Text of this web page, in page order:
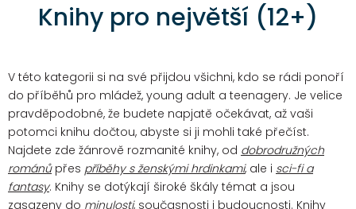
Knihy pro největší (12+)
V této kategorii si na své přijdou všichni, kdo se rádi ponoří
do příběhů pro mládež, young adult a teenagery. Je velice
pravděpodobné, že budete napjatě očekávat, až vaši
potomci knihu dočtou, abyste si ji mohli také přečíst.
Najdete zde žánrově rozmanité knihy, od dobrodružných
románůpřes příběhy s ženskými hrdinkami, ale i sci-fi a
fantasy. Knihy se dotýkají široké škály témat a jsou
zasazeny do minulosti, současnosti i budoucnosti. Knihy